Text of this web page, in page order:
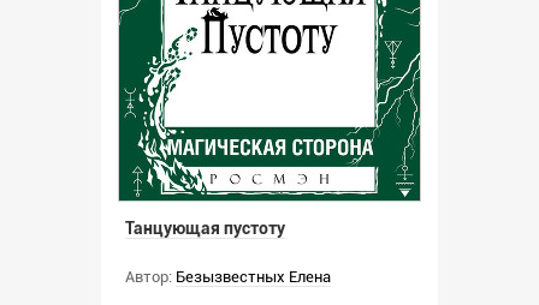
Танцующая пустоту
Автор: Безызвестных Елена